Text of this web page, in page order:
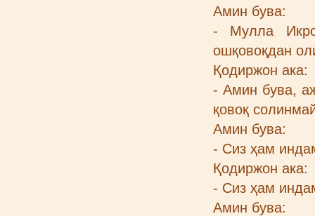
Амин бува:
- Мулла
ошқовоқдан
Қодиржон ака:
- Амин бува,
қовоқ
Амин бува:
- Сиз ҳам
Қодиржон ака:
- Сиз ҳам
Амин бува: